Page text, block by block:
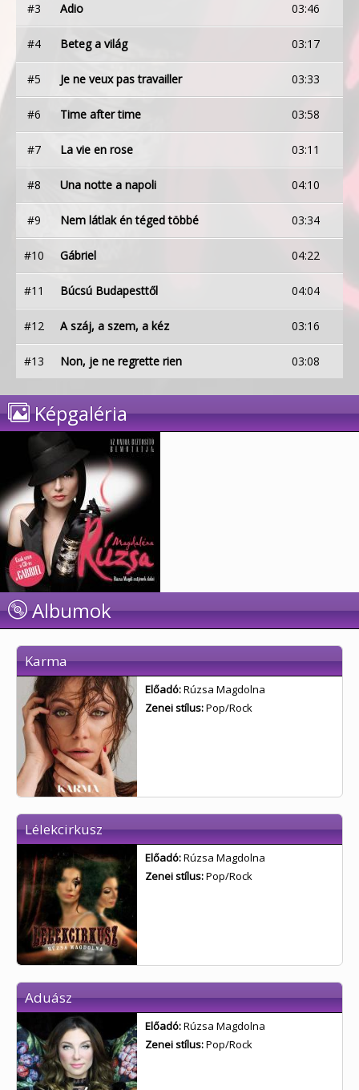
#3 Adio 03:46
#4 Beteg a világ 03:17
#5 Je ne veux pas travailler 03:33
#6 Time after time 03:58
#7 La vie en rose 03:11
#8 Una notte a napoli 04:10
#9 Nem látlak én téged többé 03:34
#10 Gábriel 04:22
#11 Búcsú Budapesttől 04:04
#12 A száj, a szem, a kéz 03:16
#13 Non, je ne regrette rien 03:08
Képgaléria
Albumok
Karma
Előadó:Rúzsa Magdolna
Zenei stílus:Pop/Rock
Lélekcirkusz
Előadó:Rúzsa Magdolna
Zenei stílus:Pop/Rock
Aduász
Előadó:Rúzsa Magdolna
Zenei stílus:Pop/Rock